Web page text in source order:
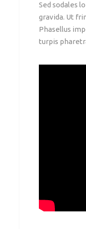
Sed sodales
gravida. Ut
Phasellus
turpis